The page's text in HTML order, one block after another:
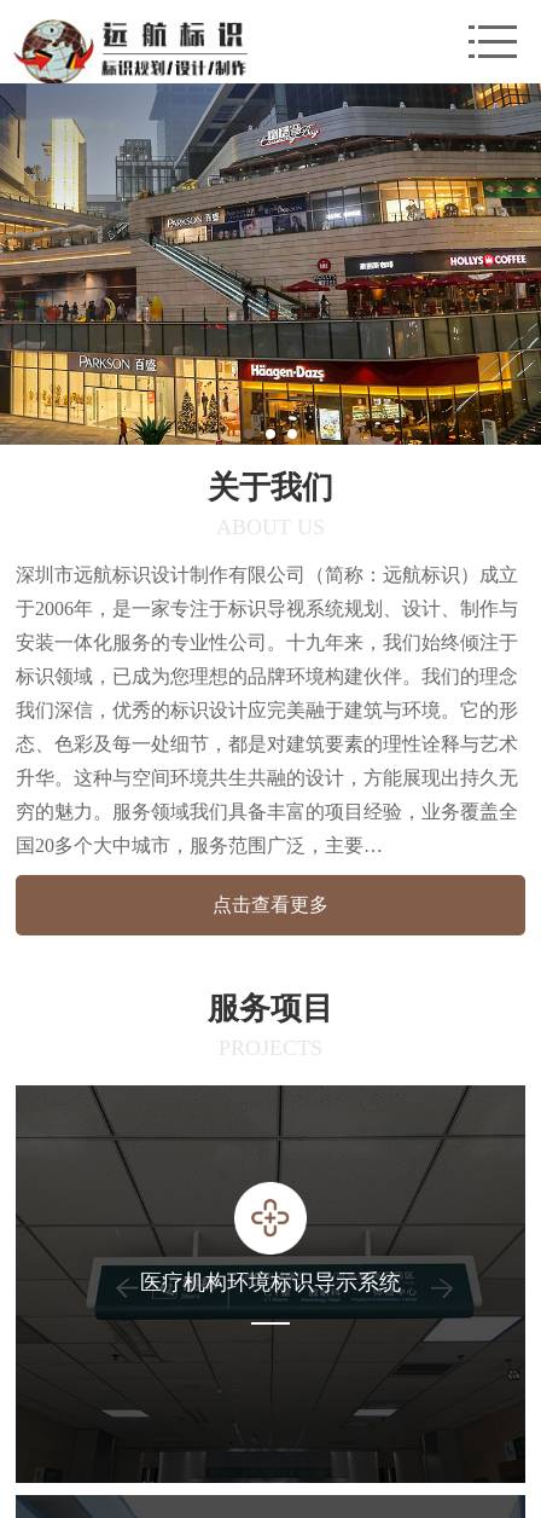
关于我们
ABOUT US
深圳市远航标识设计制作有限公司（简称：远航标识）成立
于2006年，是一家专注于标识导视系统规划、设计、制作与
安装一体化服务的专业性公司。十九年来，我们始终倾注于
标识领域，已成为您理想的品牌环境构建伙伴。我们的理念
我们深信，优秀的标识设计应完美融于建筑与环境。它的形
态、色彩及每一处细节，都是对建筑要素的理性诠释与艺术
升华。这种与空间环境共生共融的设计，方能展现出持久无
穷的魅力。服务领域我们具备丰富的项目经验，业务覆盖全
国20多个大中城市，服务范围广泛，主要…
点击查看更多
服务项目
PROJECTS
医疗机构环境标识导示系统